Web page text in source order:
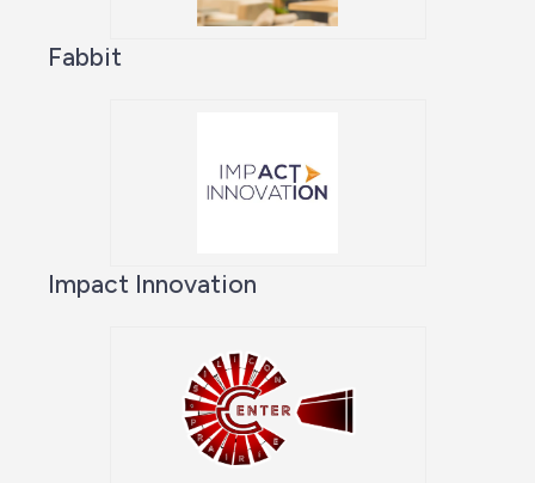
Fabbit
Impact Innovation